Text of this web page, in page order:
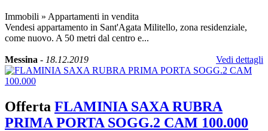
Immobili » Appartamenti in vendita
Vendesi appartamento in Sant'Agata Militello, zona residenziale,
come nuovo. A 50 metri dal centro e...
Messina - 18.12.2019 Vedi dettagli
Offerta FLAMINIA SAXA RUBRA
PRIMA PORTA SOGG.2 CAM 100.000